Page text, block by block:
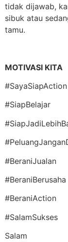
tidak dijawab,
sibuk atau
tamu.
MOTIVASI KITA
#SayaSiapAction
#SiapBelajar
#BeraniJualan
#BeraniBerusaha
#BeraniAction
#SalamSukses
Salam